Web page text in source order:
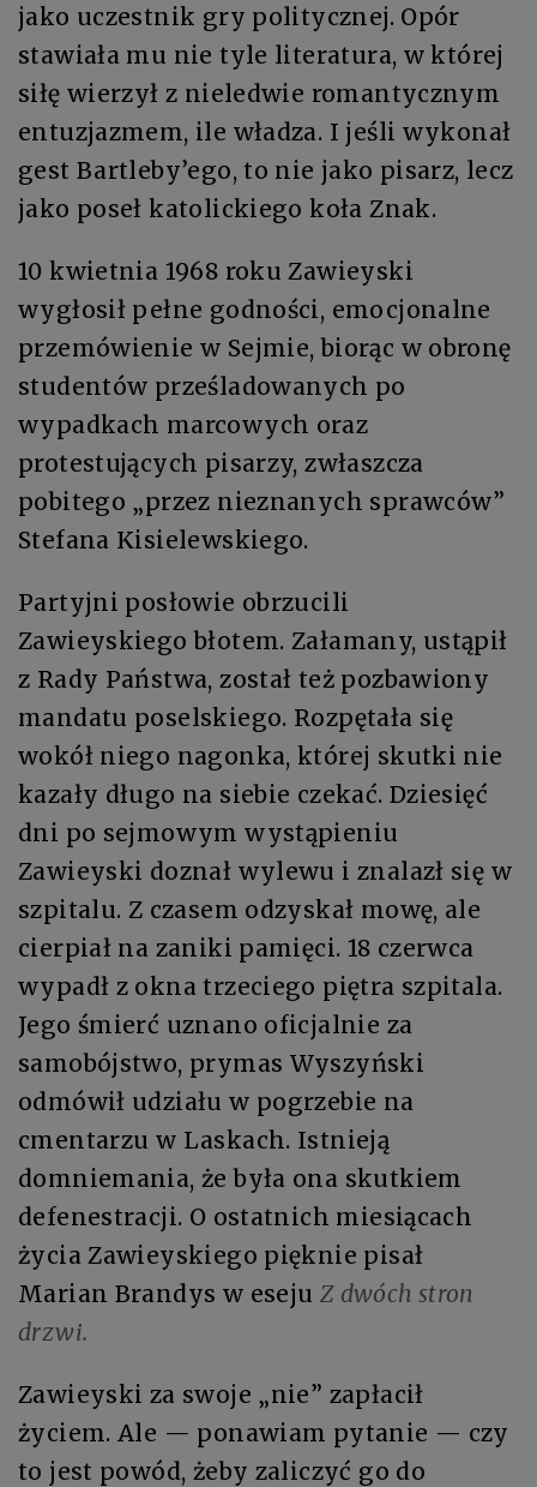
jako uczestnik gry politycznej. Opór
stawiała mu nie tyle literatura, w której
siłę wierzył z nieledwie romantycznym
entuzjazmem, ile władza. I jeśli wykonał
gest Bartleby’ego, to nie jako pisarz, lecz
jako poseł katolickiego koła Znak.
10 kwietnia 1968 roku Zawieyski
wygłosił pełne godności, emocjonalne
przemówienie w Sejmie, biorąc w obronę
studentów prześladowanych po
wypadkach marcowych oraz
protestujących pisarzy, zwłaszcza
pobitego „przez nieznanych sprawców”
Stefana Kisielewskiego.
Partyjni posłowie obrzucili
Zawieyskiego błotem. Załamany, ustąpił
z Rady Państwa, został też pozbawiony
mandatu poselskiego. Rozpętała się
wokół niego nagonka, której skutki nie
kazały długo na siebie czekać. Dziesięć
dni po sejmowym wystąpieniu
Zawieyski doznał wylewu i znalazł się w
szpitalu. Z czasem odzyskał mowę, ale
cierpiał na zaniki pamięci. 18 czerwca
wypadł z okna trzeciego piętra szpitala.
Jego śmierć uznano oficjalnie za
samobójstwo, prymas Wyszyński
odmówił udziału w pogrzebie na
cmentarzu w Laskach. Istnieją
domniemania, że była ona skutkiem
defenestracji. O ostatnich miesiącach
życia Zawieyskiego pięknie pisał
Marian Brandys w eseju Z dwóch stron
drzwi.
Zawieyski za swoje „nie” zapłacił
życiem. Ale — ponawiam pytanie — czy
to jest powód, żeby zaliczyć go do